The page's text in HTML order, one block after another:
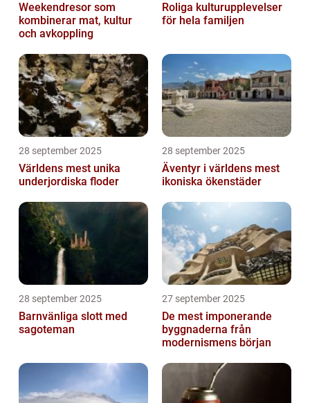
Weekendresor som
kombinerar mat, kultur
och avkoppling
Roliga kulturupplevelser
för hela familjen
28 september 2025
Världens mest unika
underjordiska floder
28 september 2025
Äventyr i världens mest
ikoniska ökenstäder
28 september 2025
Barnvänliga slott med
sagoteman
27 september 2025
De mest imponerande
byggnaderna från
modernismens början